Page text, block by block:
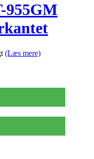
955GM
(Læs mere)